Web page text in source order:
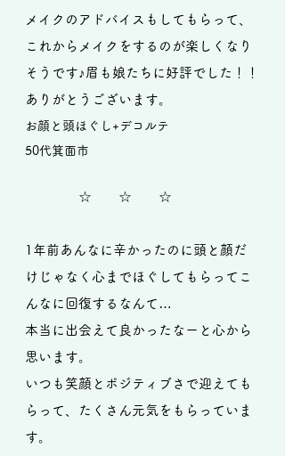
メイクのアドバイスもしてもらって、
これからメイクをするのが楽しくなり
そうです♪眉も娘たちに好評でした！！
ありがとうございます。
お顔と頭ほぐし+デコルテ
50代箕面市
☆ ☆ ☆
1年前あんなに辛かったのに頭と顔だ
けじゃなく心までほぐしてもらってこ
んなに回復するなんて…
本当に出会えて良かったなーと心から
思います。
​いつも笑顔とポジティブさで迎えても
らって、たくさん元気をもらっていま
す。